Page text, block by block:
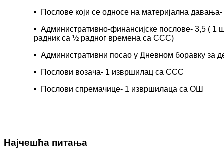
•
Послове који се односе на материјална
• Административно-финансијске послове- 3,5 (
радник са ½ радног времена са ССС)
• Административни посао у Дневном боравку за
•
Послови возача- 1 извршилац са ССС
•
Послови спремачице- 1 извршилаца са ОШ
Најчешћа питања